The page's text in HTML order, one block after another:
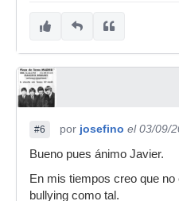
#6 por josefino el 03/09/
Bueno pues ánimo Javier.
En mis tiempos creo que
bullying como tal.